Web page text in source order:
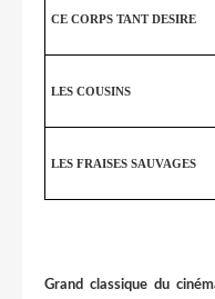
CE CORPS TANT DESIRE
LES COUSINS
LES FRAISES SAUVAGES
Grand classique du